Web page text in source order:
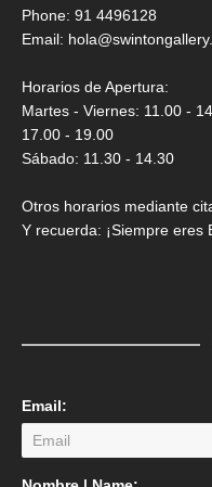
LEER MÁS
Phone: 91 4496128
Email:
Horarios de Apertura:
Martes - Viernes: 11.00 -
17.00 - 19.00
Sábado: 11.30 - 14.30
Otros horarios mediante
Y recuerda: ¡Siempre eres
Email: